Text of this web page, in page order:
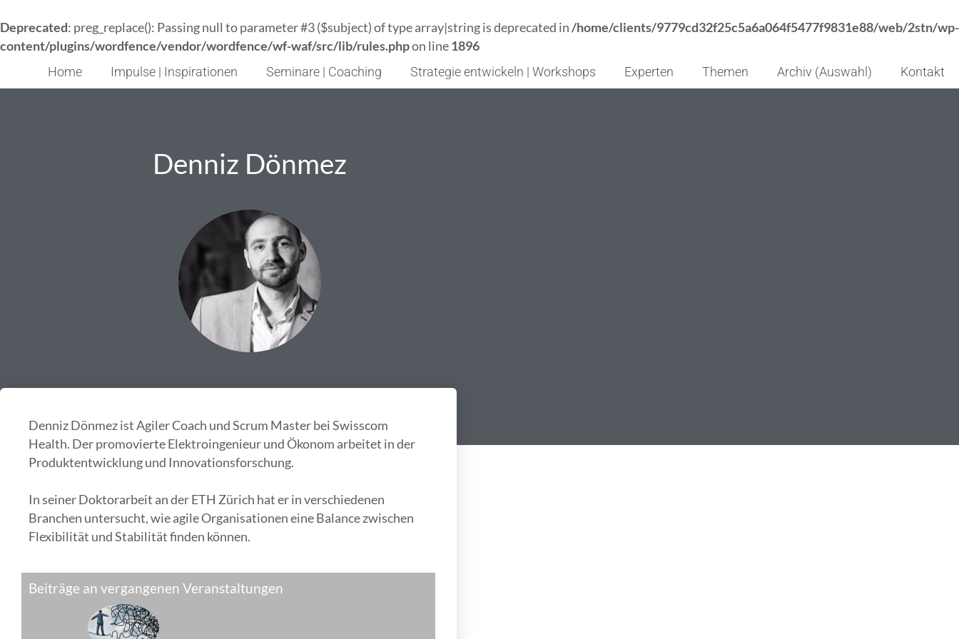
Deprecated: preg_replace(): Passing null to parameter #3 ($subject) of type array|string is deprecated in/home/clients/9779cd32f25c5a6a064f5477f9831e88/web/2stn/wp-
content/plugins/wordfence/vendor/wordfence/wf-waf/src/lib/rules.phpon line1896
Home Impulse | Inspirationen Seminare | Coaching Strategie entwickeln | Workshops Experten Themen Archiv (Auswahl) Kontakt
Denniz Dönmez
Denniz Dönmez ist Agiler Coach und Scrum Master bei Swisscom
Health. Der promovierte Elektroingenieur und Ökonom arbeitet in der
Produktentwicklung und Innovationsforschung.
In seiner Doktorarbeit an der ETH Zürich hat er in verschiedenen
Branchen untersucht, wie agile Organisationen eine Balance zwischen
Flexibilität und Stabilität finden können.
Beiträge an vergangenen Veranstaltungen